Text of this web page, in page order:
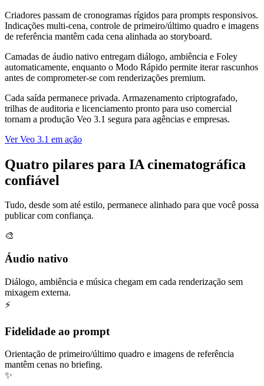
Criadores passam de cronogramas rígidos para prompts responsivos.
Indicações multi-cena, controle de primeiro/último quadro e imagens
de referência mantêm cada cena alinhada ao storyboard.
Camadas de áudio nativo entregam diálogo, ambiência e Foley
automaticamente, enquanto o Modo Rápido permite iterar rascunhos
antes de comprometer-se com renderizações premium.
Cada saída permanece privada. Armazenamento criptografado,
trilhas de auditoria e licenciamento pronto para uso comercial
tornam a produção Veo 3.1 segura para agências e empresas.
Ver Veo 3.1 em ação
Quatro pilares para IA cinematográfica
confiável
Tudo, desde som até estilo, permanece alinhado para que você possa
publicar com confiança.
🎨
Áudio nativo
Diálogo, ambiência e música chegam em cada renderização sem
mixagem externa.
⚡
Fidelidade ao prompt
Orientação de primeiro/último quadro e imagens de referência
mantêm cenas no briefing.
✨